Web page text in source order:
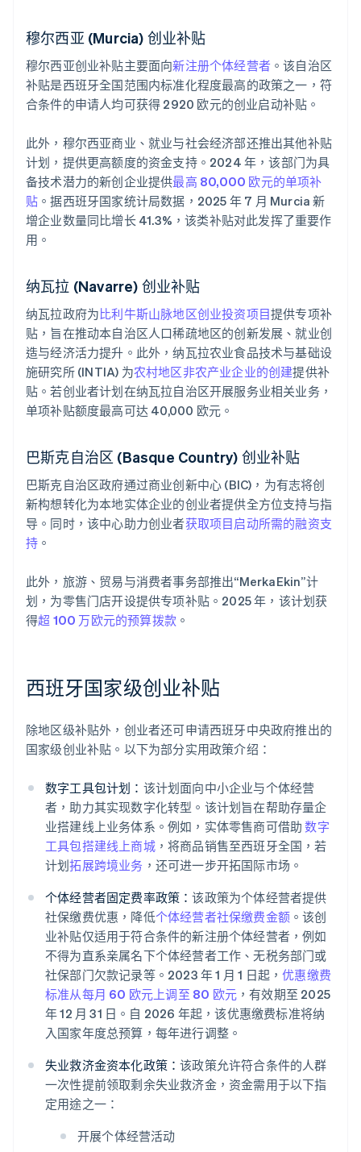
穆尔西亚 (Murcia) 创业补贴
穆尔西亚创业补贴主要面向新注册个体经营者 。该自治区
补贴是西班牙全国范围内标准化程度最高的政策之一，符
合条件的申请人均可获得 2920 欧元的创业启动补贴。
此外，穆尔西亚商业、就业与社会经济部还推出其他补贴
计划，提供更高额度的资金支持。2024 年，该部门为具
备技术潜力的新创企业提供最高 80,000 欧元的单项补
贴 。据西班牙国家统计局数据，2025 年 7 月 Murcia 新
增企业数量同比增长 41.3%，该类补贴对此发挥了重要作
用。
纳瓦拉 (Navarre) 创业补贴
纳瓦拉政府为比利牛斯山脉地区创业投资项目提供专项补
贴，旨在推动本自治区人口稀疏地区的创新发展、就业创
造与经济活力提升。此外，纳瓦拉农业食品技术与基础设
施研究所 (INTIA) 为农村地区非农产业企业的创建提供补
贴。若创业者计划在纳瓦拉自治区开展服务业相关业务，
单项补贴额度最高可达 40,000 欧元。
巴斯克自治区 (Basque Country) 创业补贴
巴斯克自治区政府通过商业创新中心 (BIC)，为有志将创
新构想转化为本地实体企业的创业者提供全方位支持与指
导。同时，该中心助力创业者获取项目启动所需的融资支
持 。
此外，旅游、贸易与消费者事务部推出“MerkaEkin”计
划，为零售门店开设提供专项补贴。2025 年，该计划获
得超 100 万欧元的预算拨款 。
西班牙国家级创业补贴
除地区级补贴外，创业者还可申请西班牙中央政府推出的
国家级创业补贴。以下为部分实用政策介绍：
数字工具包计划： 该计划面向中小企业与个体经营
者，助力其实现数字化转型。该计划旨在帮助存量企
业搭建线上业务体系。例如，实体零售商可借助 数字
工具包搭建线上商城，将商品销售至西班牙全国，若
计划拓展跨境业务 ，还可进一步开拓国际市场。
个体经营者固定费率政策：该政策为个体经营者提供
社保缴费优惠，降低个体经营者社保缴费金额 。该创
业补贴仅适用于符合条件的新注册个体经营者，例如
不得为直系亲属名下个体经营者工作、无税务部门或
社保部门欠款记录等。2023 年 1 月 1 日起，优惠缴费
标准从每月 60 欧元上调至 80 欧元 ，有效期至 2025
年 12 月 31 日。自 2026 年起，该优惠缴费标准将纳
入国家年度总预算，每年进行调整。
失业救济金资本化政策：该政策允许符合条件的人群
一次性提前领取剩余失业救济金，资金需用于以下指
定用途之一：
开展个体经营活动